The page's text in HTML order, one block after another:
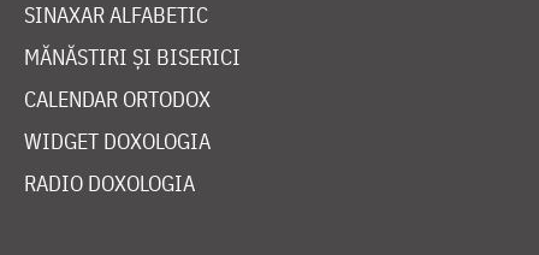
SINAXAR ALFABETIC
MĂNĂSTIRI ȘI BISERICI
CALENDAR ORTODOX
WIDGET DOXOLOGIA
RADIO DOXOLOGIA